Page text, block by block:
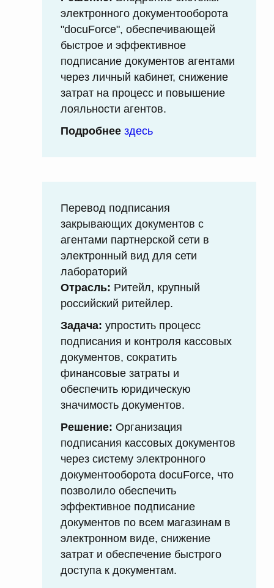
электронного документооборота
"docuForce", обеспечивающей
быстрое и эффективное
подписание документов агентами
через личный кабинет, снижение
затрат на процесс и повышение
лояльности агентов.
Подробнее здесь
Перевод подписания
закрывающих документов с
агентами партнерской сети в
электронный вид для сети
лабораторий
Отрасль: Ритейл, крупный
российский ритейлер.
Задача: упростить процесс
подписания и контроля кассовых
документов, сократить
финансовые затраты и
обеспечить юридическую
значимость документов.
Решение: Организация
подписания кассовых документов
через систему электронного
документооборота docuForce, что
позволило обеспечить
эффективное подписание
документов по всем магазинам в
электронном виде, снижение
затрат и обеспечение быстрого
доступа к документам.